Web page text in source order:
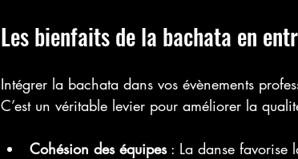
Les bienfaits de la bachata en
Intégrer la bachata dans vos évènements
C’est un véritable levier pour améliorer la
Cohésion des équipes : La danse favorise